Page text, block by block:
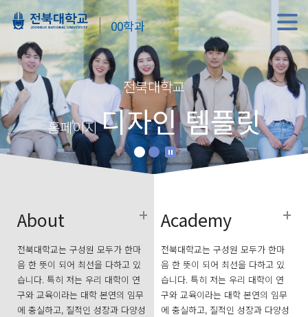
00학과
전북대학교
홈페이지디자인 템플릿
About
전북대학교는 구성원 모두가 한마
음 한 뜻이 되어 최선을 다하고 있
습니다. 특히 저는 우리 대학이 연
구와 교육이라는 대학 본연의 임무
에 충실하고, 질적인 성장과 다양성
Academy
전북대학교는 구성원 모두가 한마
음 한 뜻이 되어 최선을 다하고 있
습니다. 특히 저는 우리 대학이 연
구와 교육이라는 대학 본연의 임무
에 충실하고, 질적인 성장과 다양성